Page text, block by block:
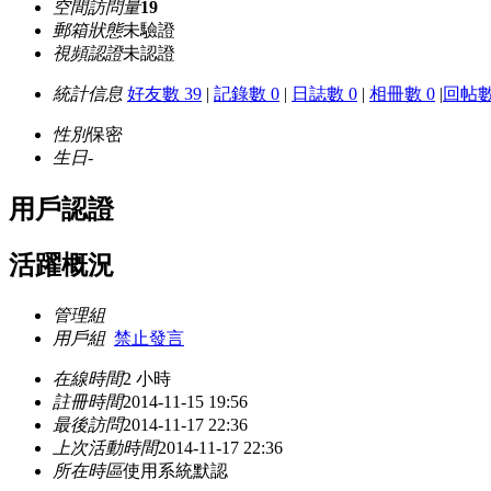
空間訪問量19
郵箱狀態未驗證
視頻認證未認證
統計信息 好友數 39 | 記錄數 0 | 日誌數 0 | 相冊數 0 |回帖
性別保密
生日-
用戶認證
活躍概況
管理組
用戶組 禁止發言
在線時間2 小時
註冊時間2014-11-15 19:56
最後訪問2014-11-17 22:36
上次活動時間2014-11-17 22:36
所在時區使用系統默認